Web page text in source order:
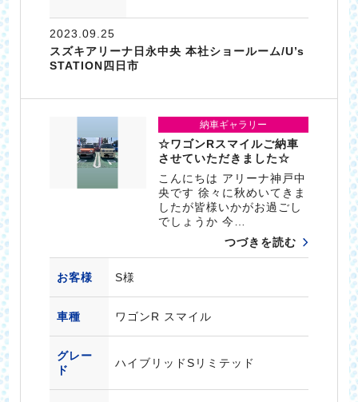
2023.09.25
スズキアリーナ日永中央 本社ショールーム/U’s
STATION四日市
納車ギャラリー
☆ワゴンRスマイルご納車
させていただきました☆
こんにちは アリーナ神戸中
央です 徐々に秋めいてきま
したが皆様いかがお過ごし
でしょうか 今…
つづきを読む
お客様 S様
車種 ワゴンR スマイル
グレー
ド
ハイブリッドSリミテッド